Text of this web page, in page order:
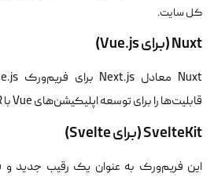
کل سایت.
Nuxt (برای Vue.js)
قابلیت‌ها را برای توسعه اپلیکیشن‌های Vue با SSR فراهم می‌کند.
SvelteKit (برای Svelte)